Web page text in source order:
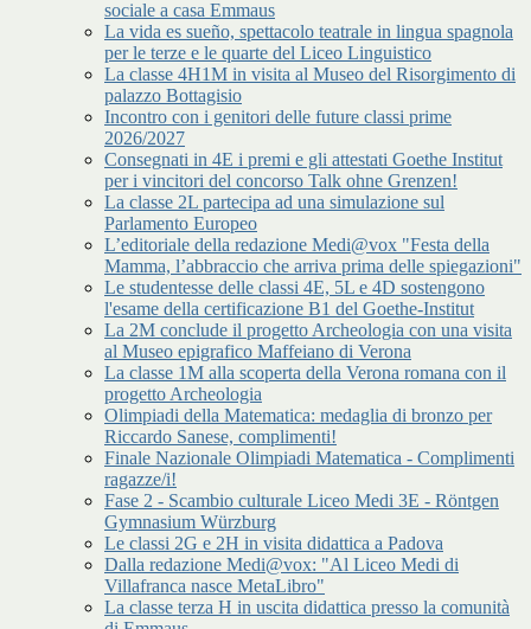
sociale a casa Emmaus
La vida es sueño, spettacolo teatrale in lingua spagnola
per le terze e le quarte del Liceo Linguistico
La classe 4H1M in visita al Museo del Risorgimento di
palazzo Bottagisio
Incontro con i genitori delle future classi prime
2026/2027
Consegnati in 4E i premi e gli attestati Goethe Institut
per i vincitori del concorso Talk ohne Grenzen!
La classe 2L partecipa ad una simulazione sul
Parlamento Europeo
L’editoriale della redazione Medi@vox "Festa della
Mamma, l’abbraccio che arriva prima delle spiegazioni"
Le studentesse delle classi 4E, 5L e 4D sostengono
l'esame della certificazione B1 del Goethe-Institut
La 2M conclude il progetto Archeologia con una visita
al Museo epigrafico Maffeiano di Verona
La classe 1M alla scoperta della Verona romana con il
progetto Archeologia
Olimpiadi della Matematica: medaglia di bronzo per
Riccardo Sanese, complimenti!
Finale Nazionale Olimpiadi Matematica - Complimenti
ragazze/i!
Fase 2 - Scambio culturale Liceo Medi 3E - Röntgen
Gymnasium Würzburg
Le classi 2G e 2H in visita didattica a Padova
Dalla redazione Medi@vox: "Al Liceo Medi di
Villafranca nasce MetaLibro"
La classe terza H in uscita didattica presso la comunità